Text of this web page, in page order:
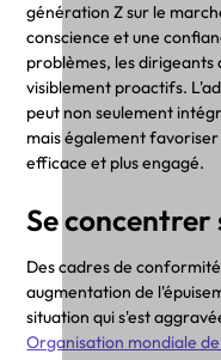
génération Z sur le
conscience et une
problèmes, les
visiblement proactifs.
peut non seulement
mais également
efficace et plus engagé.
Se concentrer
Des cadres de
augmentation de
situation qui s'est
Organisation mondiale